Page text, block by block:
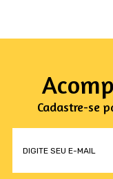
Cadastre-se